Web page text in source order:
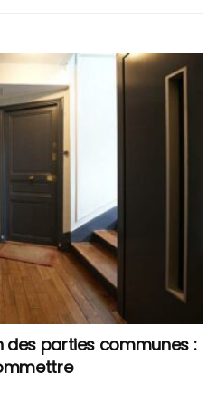
parties communes :